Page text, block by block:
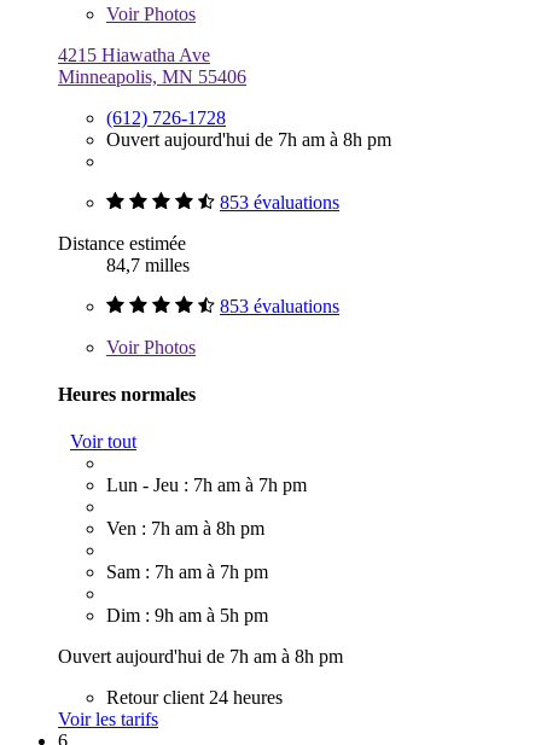
VoirPhotos
4215 Hiawatha Ave
Minneapolis, MN 55406
(612) 726-1728
Ouvert aujourd'hui de 7h am à 8h pm
853 évaluations
Distance estimée
84,7 milles
853 évaluations
VoirPhotos
Heures normales
Voir tout
Lun - Jeu : 7h am à 7h pm
Ven : 7h am à 8h pm
Sam : 7h am à 7h pm
Dim : 9h am à 5h pm
Ouvert aujourd'hui de 7h am à 8h pm
Retour client 24 heures
Voir les tarifs